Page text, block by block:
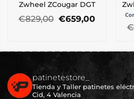
Zwheel ZCougar DGT
€829,00 El
€829,00.
€659,00
€659,00.
€
patinetestore_
Tienda y Taller patinetes
Cid, 4 Valencia